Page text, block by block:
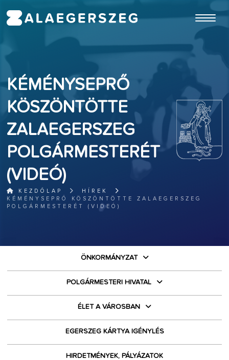
KÉMÉNYSEPRŐ
KÖSZÖNTÖTTE
ZALAEGERSZEG
POLGÁRMESTERÉT
(VIDEÓ)
KEZDŐLAP
HÍREK
KÉMÉNYSEPRŐ KÖSZÖNTÖTTE ZALAEGERSZEG
POLGÁRMESTERÉT (VIDEÓ)
ÖNKORMÁNYZAT
POLGÁRMESTERI HIVATAL
ÉLET A VÁROSBAN
EGERSZEG KÁRTYA IGÉNYLÉS
HIRDETMÉNYEK, PÁLYÁZATOK